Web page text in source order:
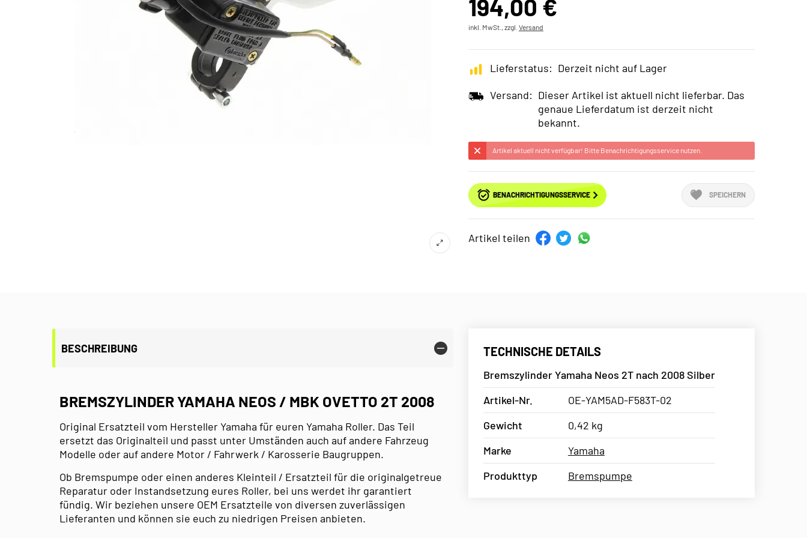
194,00 €
inkl. MwSt., zzgl. Versand
Lieferstatus: Derzeit nicht auf Lager
Versand: Dieser Artikel ist aktuell nicht lieferbar. Das
genaue Lieferdatum ist derzeit nicht
bekannt.
Artikel aktuell nicht verfügbar! Bitte Benachrichtigungsservice nutzen.
BENACHRICHTIGUNGSSERVICE SPEICHERN
Artikel teilen
BESCHREIBUNG
BREMSZYLINDER YAMAHA NEOS / MBK OVETTO 2T 2008
Original Ersatzteil vom Hersteller Yamaha für euren Yamaha Roller. Das Teil
ersetzt das Originalteil und passt unter Umständen auch auf andere Fahrzeug
Modelle oder auf andere Motor / Fahrwerk / Karosserie Baugruppen.
Ob Bremspumpe oder einen anderes Kleinteil / Ersatzteil für die originalgetreue
Reparatur oder Instandsetzung eures Roller, bei uns werdet ihr garantiert
fündig. Wir beziehen unsere OEM Ersatzteile von diversen zuverlässigen
Lieferanten und können sie euch zu niedrigen Preisen anbieten.
TECHNISCHE DETAILS
Bremszylinder Yamaha Neos 2T nach 2008 Silber
Artikel-Nr.
OE-YAM5AD-F583T-02
Gewicht
0,42 kg
Marke
Yamaha
Produkttyp
Bremspumpe